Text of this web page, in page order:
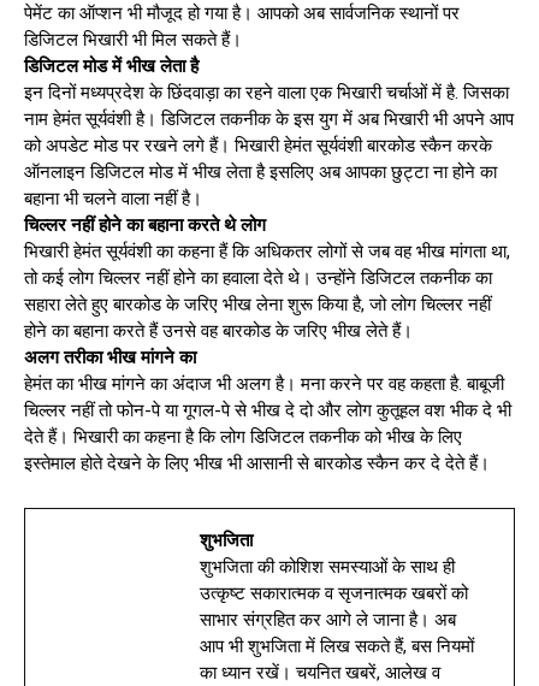
पेमेंट का ऑप्शन भी मौजूद हो गया है। आपको अब सार्वजनिक स्थानों पर
डिजिटल भिखारी भी मिल सकते हैं।
डिजिटल मोड में भीख लेता है
इन दिनों मध्यप्रदेश के छिंदवाड़ा का रहने वाला एक भिखारी चर्चाओं में है. जिसका
नाम हेमंत सूर्यवंशी है। डिजिटल तकनीक के इस युग में अब भिखारी भी अपने आप
को अपडेट मोड पर रखने लगे हैं। भिखारी हेमंत सूर्यवंशी बारकोड स्कैन करके
ऑनलाइन डिजिटल मोड में भीख लेता है इसलिए अब आपका छुट्टा ना होने का
बहाना भी चलने वाला नहीं है।
चिल्लर नहीं होने का बहाना करते थे लोग
भिखारी हेमंत सूर्यवंशी का कहना हैं कि अधिकतर लोगों से जब वह भीख मांगता था,
तो कई लोग चिल्लर नहीं होने का हवाला देते थे। उन्होंने डिजिटल तकनीक का
सहारा लेते हुए बारकोड के जरिए भीख लेना शुरू किया है, जो लोग चिल्लर नहीं
होने का बहाना करते हैं उनसे वह बारकोड के जरिए भीख लेते हैं।
अलग तरीका भीख मांगने का
हेमंत का भीख मांगने का अंदाज भी अलग है। मना करने पर वह कहता है. बाबूजी
चिल्लर नहीं तो फोन-पे या गूगल-पे से भीख दे दो और लोग कुतूहल वश भीक दे भी
देते हैं। भिखारी का कहना है कि लोग डिजिटल तकनीक को भीख के लिए
इस्तेमाल होते देखने के लिए भीख भी आसानी से बारकोड स्कैन कर दे देते हैं।
शुभजिता
शुभजिता की कोशिश समस्याओं के साथ ही
उत्कृष्ट सकारात्मक व सृजनात्मक खबरों को
साभार संग्रहित कर आगे ले जाना है। अब
आप भी शुभजिता में लिख सकते हैं, बस नियमों
का ध्यान रखें। चयनित खबरें, आलेख व